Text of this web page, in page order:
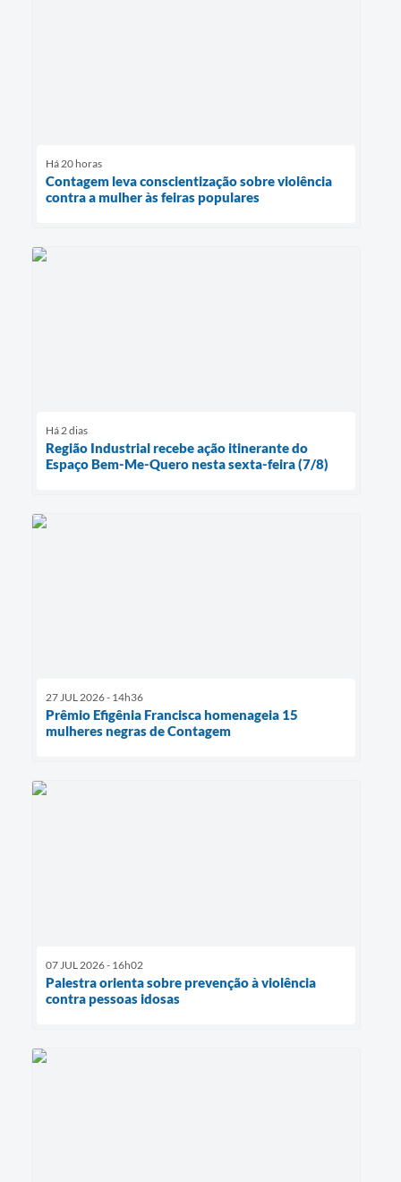
Há 20 horas
Contagem leva conscientização sobre violência
contra a mulher às feiras populares
Há 2 dias
Região Industrial recebe ação itinerante do
Espaço Bem-Me-Quero nesta sexta-feira (7/8)
27 JUL 2026 - 14h36
Prêmio Efigênia Francisca homenageia 15
mulheres negras de Contagem
07 JUL 2026 - 16h02
Palestra orienta sobre prevenção à violência
contra pessoas idosas